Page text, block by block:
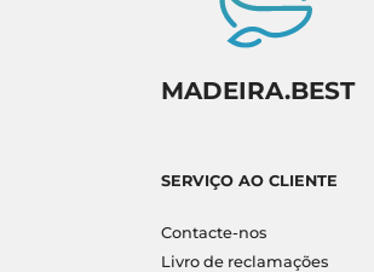
MADEIRA.BEST
SERVIÇO AO CLIENTE
Contacte-nos
Livro de reclamações